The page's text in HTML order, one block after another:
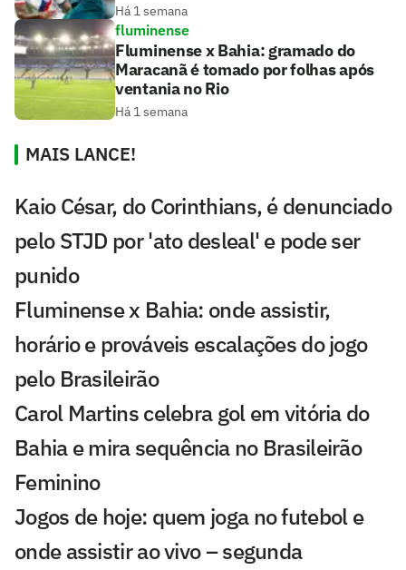
Há 1 semana
fluminense
Fluminense x Bahia: gramado do
Maracanã é tomado por folhas após
ventania no Rio
Há 1 semana
MAIS LANCE!
Kaio César, do Corinthians, é denunciado
pelo STJD por 'ato desleal' e pode ser
punido
Fluminense x Bahia: onde assistir,
horário e prováveis escalações do jogo
pelo Brasileirão
Carol Martins celebra gol em vitória do
Bahia e mira sequência no Brasileirão
Feminino
Jogos de hoje: quem joga no futebol e
onde assistir ao vivo – segunda